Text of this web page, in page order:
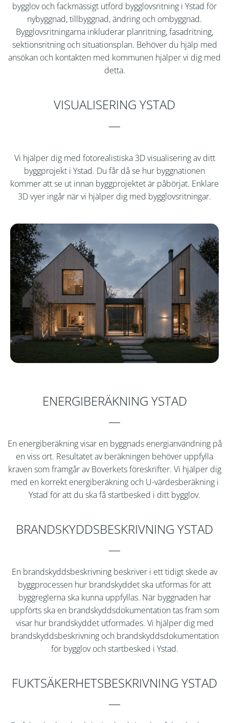
bygglov och fackmässigt utförd bygglovsritning i Ystad för
nybyggnad, tillbyggnad, ändring och ombyggnad.
Bygglovsritningarna inkluderar planritning, fasadritning,
sektionsritning och situationsplan. Behöver du hjälp med
ansökan och kontakten med kommunen hjälper vi dig med
detta.
VISUALISERING YSTAD
Vi hjälper dig med fotorealistiska 3D visualisering av ditt
byggprojekt i Ystad. Du får då se hur byggnationen
kommer att se ut innan byggprojektet är påbörjat. Enklare
3D vyer ingår när vi hjälper dig med bygglovsritningar.
ENERGIBERÄKNING YSTAD
En energiberäkning visar en byggnads energianvändning på
en viss ort. Resultatet av beräkningen behöver uppfylla
kraven som framgår av Boverkets föreskrifter. Vi hjälper dig
med en korrekt energiberäkning och U-värdesberäkning i
Ystad för att du ska få startbesked i ditt bygglov.
BRANDSKYDDSBESKRIVNING YSTAD
En brandskyddsbeskrivning beskriver i ett tidigt skede av
byggprocessen hur brandskyddet ska utformas för att
byggreglerna ska kunna uppfyllas. När byggnaden har
uppförts ska en brandskyddsdokumentation tas fram som
visar hur brandskyddet utformades. Vi hjälper dig med
brandskyddsbeskrivning och brandskyddsdokumentation
för bygglov och startbesked i Ystad.
FUKTSÄKERHETSBESKRIVNING YSTAD